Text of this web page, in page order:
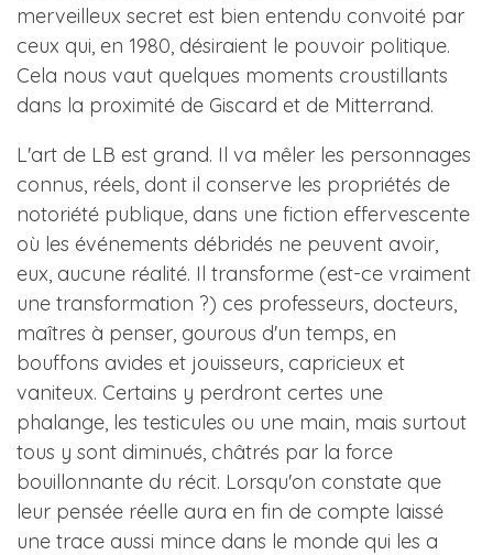
merveilleux secret est bien entendu convoité par
ceux qui, en 1980, désiraient le pouvoir politique.
Cela nous vaut quelques moments croustillants
dans la proximité de Giscard et de Mitterrand.
L'art de LB est grand. Il va mêler les personnages
connus, réels, dont il conserve les propriétés de
notoriété publique, dans une fiction effervescente
où les événements débridés ne peuvent avoir,
eux, aucune réalité. Il transforme (est-ce vraiment
une transformation ?) ces professeurs, docteurs,
maîtres à penser, gourous d'un temps, en
bouffons avides et jouisseurs, capricieux et
vaniteux. Certains y perdront certes une
phalange, les testicules ou une main, mais surtout
tous y sont diminués, châtrés par la force
bouillonnante du récit. Lorsqu'on constate que
leur pensée réelle aura en fin de compte laissé
une trace aussi mince dans le monde qui les a